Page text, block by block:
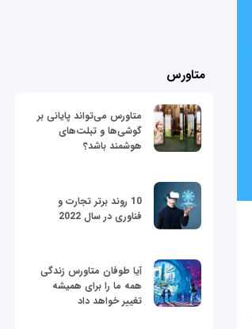
متاورس
متاورس می‌تواند پایانی بر
گوشی‌ها و تبلت‌های
هوشمند باشد؟
10 روند برتر تجارت و
فناوری در سال 2022
آیا طوفان متاورس زندگی
همه ما را برای همیشه
تغییر خواهد داد